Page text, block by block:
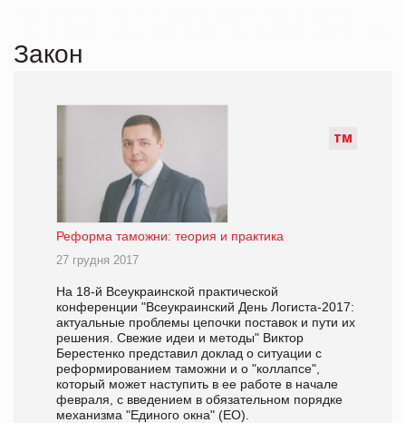
Закон
ТМ
Реформа таможни: теория и практика
27 грудня 2017
На 18-й Всеукраинской практической
конференции "Всеукраинский День Логиста-2017:
актуальные проблемы цепочки поставок и пути их
решения. Свежие идеи и методы" Виктор
Берестенко представил доклад о ситуации с
реформированием таможни и о "коллапсе",
который может наступить в ее работе в начале
февраля, с введением в обязательном порядке
механизма "Единого окна" (ЕО).